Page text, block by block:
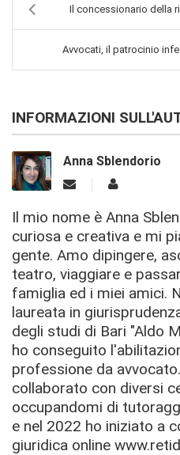
Il concessionario della
Avvocati, il patrocinio
INFORMAZIONI
Anna Sblendorio
Il mio nome è Anna
curiosa e creativa e mi
gente. Amo dipingere,
teatro, viaggiare e
famiglia ed i miei amici.
laureata in
degli studi di Bari "Aldo
ho conseguito
professione da
collaborato con diversi
occupandomi di
e nel 2022 ho iniziato a
giuridica online